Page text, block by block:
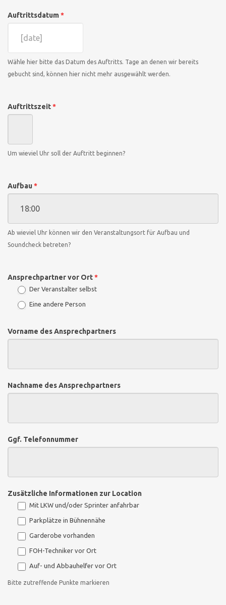
Auftrittsdatum *
Wähle hier bitte das Datum des Auftritts. Tage an denen wir bereits
gebucht sind, können hier nicht mehr ausgewählt werden.
Auftrittszeit*
Um wieviel Uhr soll der Auftritt beginnen?
Aufbau *
Ab wieviel Uhr können wir den Veranstaltungsort für Aufbau und
Soundcheck betreten?
Ansprechpartner vor Ort*
Der Veranstalter selbst
Eine andere Person
Vorname des Ansprechpartners
Nachname des Ansprechpartners
Ggf. Telefonnummer
Zusätzliche Informationen zur Location
Mit LKW und/oder Sprinter anfahrbar
Parkplätze in Bühnennähe
Garderobe vorhanden
FOH-Techniker vor Ort
Auf- und Abbauhelfer vor Ort
Bitte zutreffende Punkte markieren